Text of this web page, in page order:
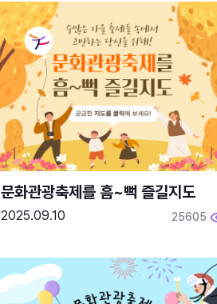
문화관광축제를 흠~뻑 즐길지도
2025.09.10 25605